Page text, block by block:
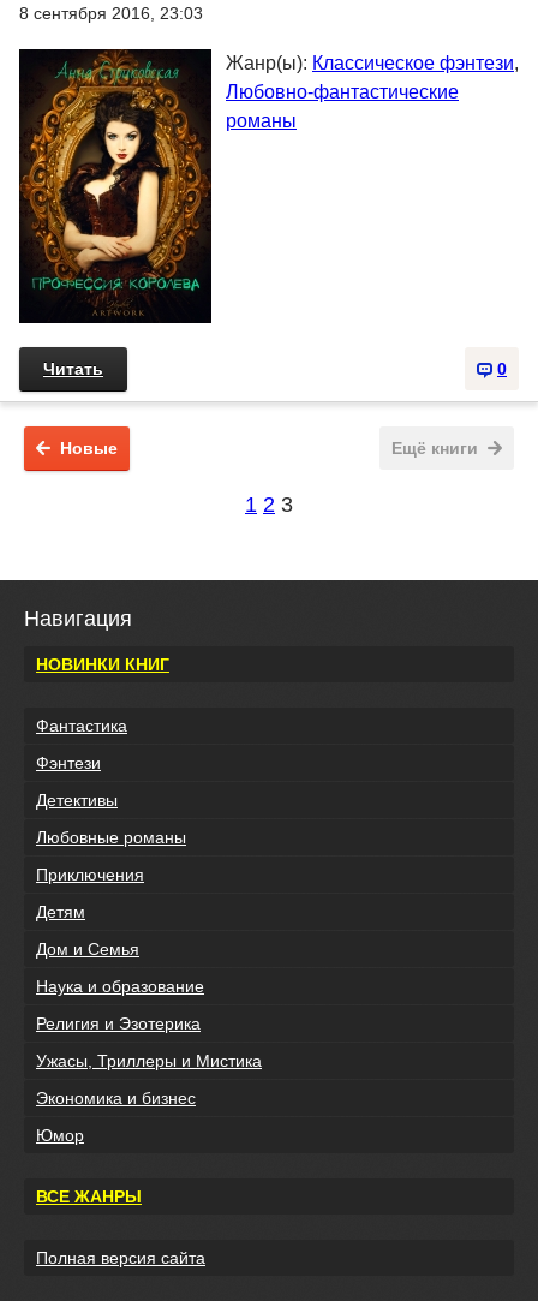
8 сентября 2016, 23:03
Жанр(ы): Классическое фэнтези,
Любовно-фантастические
романы
0
Читать
Новые Ещё книги
1 2 3
Навигация
НОВИНКИ КНИГ
Фантастика
Фэнтези
Детективы
Любовные романы
Приключения
Детям
Дом и Семья
Наука и образование
Религия и Эзотерика
Ужасы, Триллеры и Мистика
Экономика и бизнес
Юмор
ВСЕ ЖАНРЫ
Полная версия сайта